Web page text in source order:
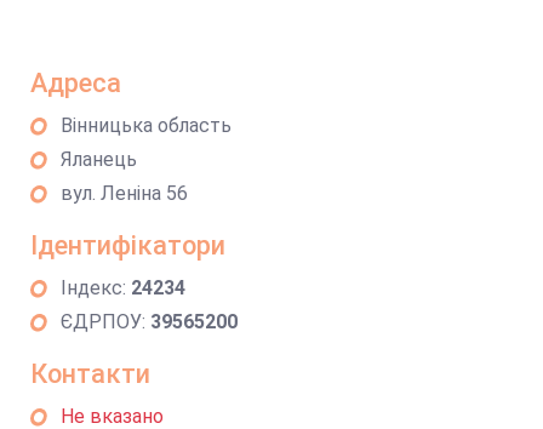
Адреса
Вінницька область
Яланець
вул. Леніна 56
Ідентифікатори
Індекс: 24234
ЄДРПОУ: 39565200
Контакти
Не вказано